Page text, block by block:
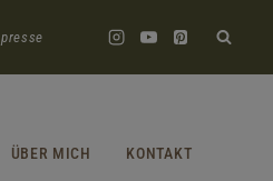
presse
ÜBER MICH KONTAKT